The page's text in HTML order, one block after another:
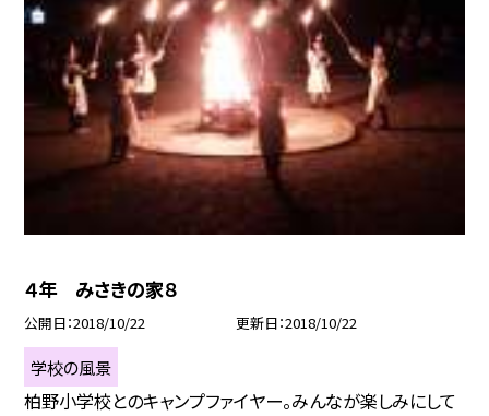
４年 みさきの家８
公開日 2018/10/22 更新日 2018/10/22
学校の風景
柏野小学校とのキャンプファイヤー。みんなが楽しみにして